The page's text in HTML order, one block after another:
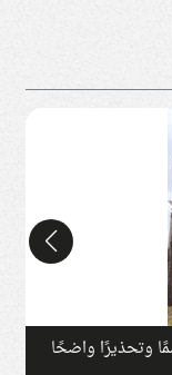
وتحذيرًا واضحًا